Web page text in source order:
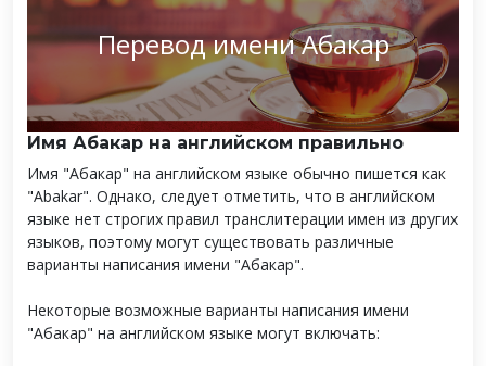
Перевод имени Абакар
Имя Абакар на английском правильно
Имя "Абакар" на английском языке обычно пишется как
"Abakar". Однако, следует отметить, что в английском
языке нет строгих правил транслитерации имен из других
языков, поэтому могут существовать различные
варианты написания имени "Абакар".
Некоторые возможные варианты написания имени
"Абакар" на английском языке могут включать: